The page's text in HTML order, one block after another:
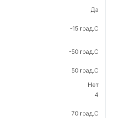
Да
-15 град.C
-50 град.C
50 град.C
Нет
4
70 град.C